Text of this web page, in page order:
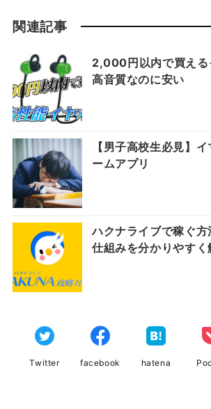
関連記事
2,000円以内で買える
高音質なのに安い
【男子高校生必見】
ームアプリ
ハクナライブで稼ぐ
仕組みを分かりやすく
Twitter facebook hatena